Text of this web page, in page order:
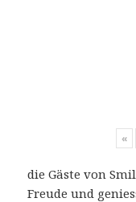
«
die Gäste von
Freude und